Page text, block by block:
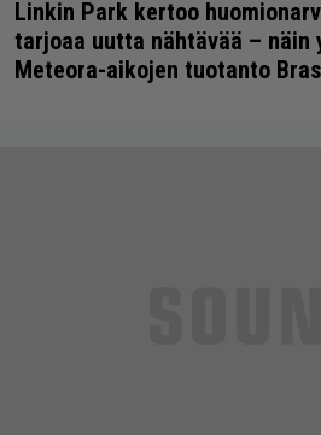
Linkin Park kertoo
tarjoaa uutta nähtävää – näin
Meteora-aikojen tuotanto